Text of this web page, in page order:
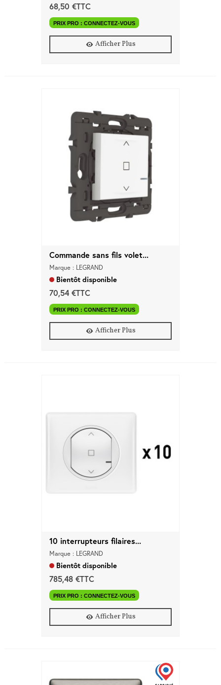
68,50 €TTC
PRIX PRO : CONNECTEZ-VOUS
Afficher Plus
Commande sans fils volet...
Marque : LEGRAND
Bientôt disponible
70,54 €TTC
PRIX PRO : CONNECTEZ-VOUS
Afficher Plus
10 interrupteurs filaires...
Marque : LEGRAND
Bientôt disponible
785,48 €TTC
PRIX PRO : CONNECTEZ-VOUS
Afficher Plus